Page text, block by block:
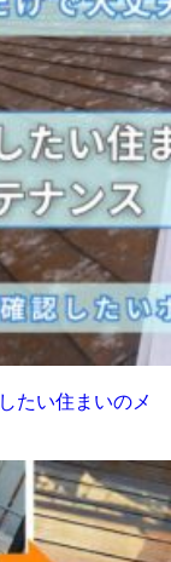
たい住まいのメ